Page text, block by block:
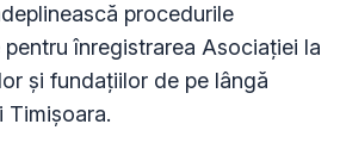
procedurile
înregistrarea Asociaţiei la
şi fundaţiilor de pe lângă
Timişoara.